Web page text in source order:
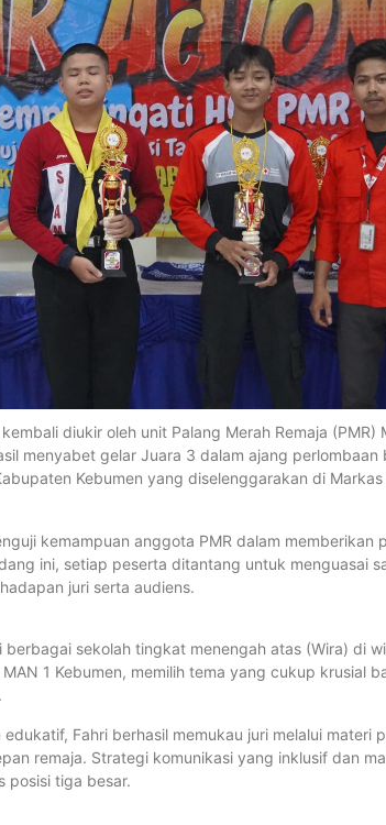
diukir oleh unit Palang Merah Remaja (PMR)
menyabet gelar Juara 3 dalam ajang perlombaan
Kebumen yang diselenggarakan di
kemampuan anggota PMR dalam memberikan
ini, setiap peserta ditantang untuk menguasai
juri serta audiens.
sekolah tingkat menengah atas (Wira) di
1 Kebumen, memilih tema yang cukup krusial
Fahri berhasil memukau juri melalui materi
remaja. Strategi komunikasi yang inklusif dan
posisi tiga besar.